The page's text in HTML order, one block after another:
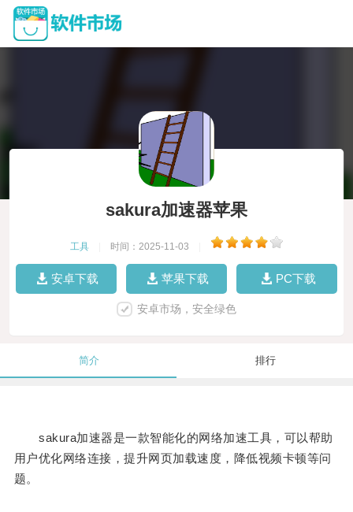
sakura加速器苹果
工具 时间：2025-11-03
安卓下载 苹果下载 PC下载
安卓市场，安全绿色
简介 排行
sakura加速器是一款智能化的网络加速工具，可以帮助
用户优化网络连接，提升网页加载速度，降低视频卡顿等问
题。